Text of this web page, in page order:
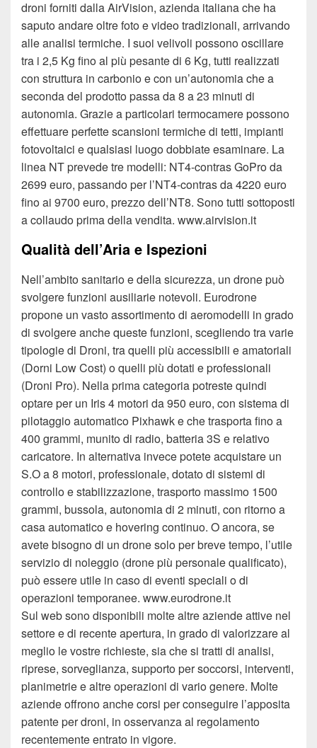
droni forniti dalla AirVision, azienda italiana che ha
saputo andare oltre foto e video tradizionali, arrivando
alle analisi termiche. I suoi velivoli possono oscillare
tra i 2,5 Kg fino al più pesante di 6 Kg, tutti realizzati
con struttura in carbonio e con un’autonomia che a
seconda del prodotto passa da 8 a 23 minuti di
autonomia. Grazie a particolari termocamere possono
effettuare perfette scansioni termiche di tetti, impianti
fotovoltaici e qualsiasi luogo dobbiate esaminare. La
linea NT prevede tre modelli: NT4-contras GoPro da
2699 euro, passando per l’NT4-contras da 4220 euro
fino ai 9700 euro, prezzo dell’NT8. Sono tutti sottoposti
a collaudo prima della vendita. www.airvision.it
Qualità dell’Aria e Ispezioni
Nell’ambito sanitario e della sicurezza, un drone può
svolgere funzioni ausiliarie notevoli. Eurodrone
propone un vasto assortimento di aeromodelli in grado
di svolgere anche queste funzioni, scegliendo tra varie
tipologie di Droni, tra quelli più accessibili e amatoriali
(Dorni Low Cost) o quelli più dotati e professionali
(Droni Pro). Nella prima categoria potreste quindi
optare per un Iris 4 motori da 950 euro, con sistema di
pilotaggio automatico Pixhawk e che trasporta fino a
400 grammi, munito di radio, batteria 3S e relativo
caricatore. In alternativa invece potete acquistare un
S.O a 8 motori, professionale, dotato di sistemi di
controllo e stabilizzazione, trasporto massimo 1500
grammi, bussola, autonomia di 2 minuti, con ritorno a
casa automatico e hovering continuo. O ancora, se
avete bisogno di un drone solo per breve tempo, l’utile
servizio di noleggio (drone più personale qualificato),
può essere utile in caso di eventi speciali o di
operazioni temporanee. www.eurodrone.it
Sul web sono disponibili molte altre aziende attive nel
settore e di recente apertura, in grado di valorizzare al
meglio le vostre richieste, sia che si tratti di analisi,
riprese, sorveglianza, supporto per soccorsi, interventi,
planimetrie e altre operazioni di vario genere. Molte
aziende offrono anche corsi per conseguire l’apposita
patente per droni, in osservanza al regolamento
recentemente entrato in vigore.